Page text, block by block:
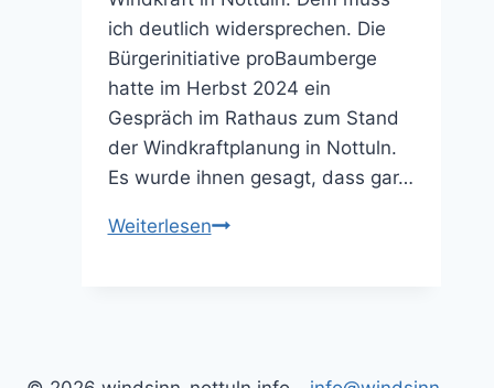
ich deutlich widersprechen. Die
Bürgerinitiative proBaumberge
hatte im Herbst 2024 ein
Gespräch im Rathaus zum Stand
der Windkraftplanung in Nottuln.
Es wurde ihnen gesagt, dass gar…
WeiterlesenTransparenz